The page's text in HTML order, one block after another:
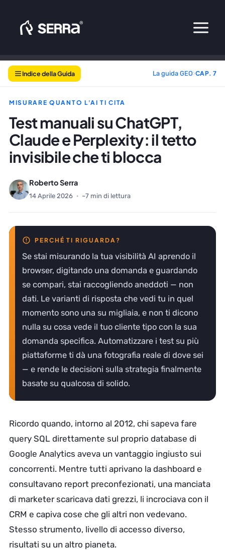
contenuto
Indice della Guida La guida GEO›CAP. 7
MISURARE QUANTO L'AI TI CITA
Test manuali su ChatGPT,
Claude e Perplexity: il tetto
invisibile che ti blocca
Roberto Serra
14 Aprile 2026 · ~7 min di lettura
Se stai misurando la tua visibilità AI aprendo il
browser, digitando una domanda e guardando
se compari, stai raccogliendo aneddoti — non
dati. Le varianti di risposta che vedi tu in quel
momento sono una su migliaia, e non ti dicono
nulla su cosa vede il tuo cliente tipo con la sua
domanda specifica. Automatizzare i test su più
piattaforme ti dà una fotografia reale di dove sei
— e rende le decisioni sulla strategia finalmente
basate su qualcosa di solido.
Ricordo quando, intorno al 2012, chi sapeva fare
query SQL direttamente sul proprio database di
Google Analytics aveva un vantaggio ingiusto sui
concorrenti. Mentre tutti aprivano la dashboard e
consultavano report preconfezionati, una manciata
di marketer scaricava dati grezzi, li incrociava con il
CRM e capiva cose che gli altri non vedevano.
Stesso strumento, livello di accesso diverso,
risultati su un altro pianeta.